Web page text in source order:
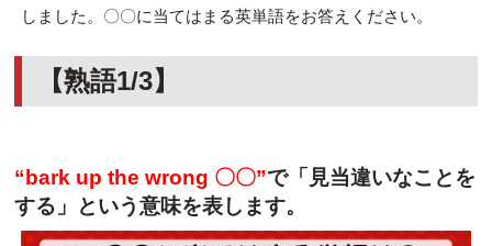
しました。〇〇に当てはまる英単語をお答えください。
【熟語1/3】
“bark up the wrong 〇〇”で「 見当違いなことを
する 」という意味を表します。